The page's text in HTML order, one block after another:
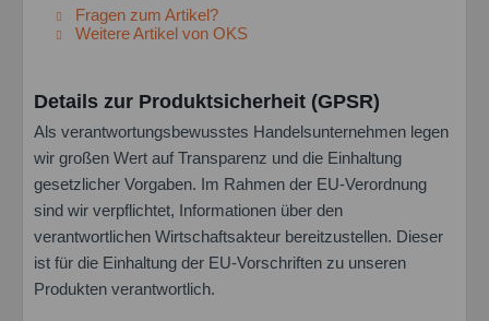
Fragen zum Artikel?
Weitere Artikel von OKS
Details zur Produktsicherheit (GPSR)
Als verantwortungsbewusstes Handelsunternehmen legen
wir großen Wert auf Transparenz und die Einhaltung
gesetzlicher Vorgaben. Im Rahmen der EU-Verordnung
sind wir verpflichtet, Informationen über den
verantwortlichen Wirtschaftsakteur bereitzustellen. Dieser
ist für die Einhaltung der EU-Vorschriften zu unseren
Produkten verantwortlich.